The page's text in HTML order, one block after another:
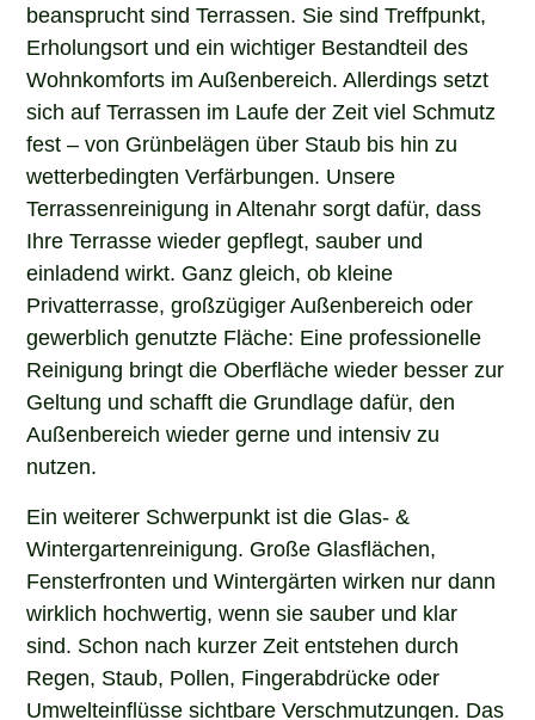
beansprucht sind Terrassen. Sie sind Treffpunkt,
Erholungsort und ein wichtiger Bestandteil des
Wohnkomforts im Außenbereich. Allerdings setzt
sich auf Terrassen im Laufe der Zeit viel Schmutz
fest – von Grünbelägen über Staub bis hin zu
wetterbedingten Verfärbungen. Unsere
Terrassenreinigung in Altenahr sorgt dafür, dass
Ihre Terrasse wieder gepflegt, sauber und
einladend wirkt. Ganz gleich, ob kleine
Privatterrasse, großzügiger Außenbereich oder
gewerblich genutzte Fläche: Eine professionelle
Reinigung bringt die Oberfläche wieder besser zur
Geltung und schafft die Grundlage dafür, den
Außenbereich wieder gerne und intensiv zu
nutzen.
Ein weiterer Schwerpunkt ist die Glas- &
Wintergartenreinigung. Große Glasflächen,
Fensterfronten und Wintergärten wirken nur dann
wirklich hochwertig, wenn sie sauber und klar
sind. Schon nach kurzer Zeit entstehen durch
Regen, Staub, Pollen, Fingerabdrücke oder
Umwelteinflüsse sichtbare Verschmutzungen. Das